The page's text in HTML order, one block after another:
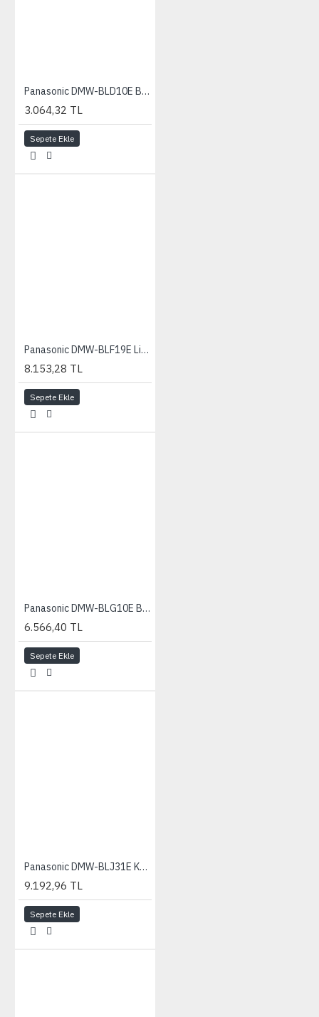
Panasonic DMW-BLD10E Batarya (GX1, GF2, G3)
3.064,32 TL
Sepete Ekle
Panasonic DMW-BLF19E Lithium-Ion Batarya (DMC-GH5, GH4, GH3, G9, GH5S)
8.153,28 TL
Sepete Ekle
Panasonic DMW-BLG10E Batarya (GX80, TZ101, TZ81, LX100, GX7, GF6/5/3)
6.566,40 TL
Sepete Ekle
Panasonic DMW-BLJ31E Kamera Pili
9.192,96 TL
Sepete Ekle